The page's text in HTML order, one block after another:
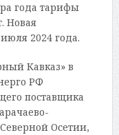
года тарифы
Новая
2024 года.
Кавказ» в
РФ
поставщика
Осетии,